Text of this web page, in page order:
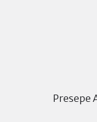
Presepe